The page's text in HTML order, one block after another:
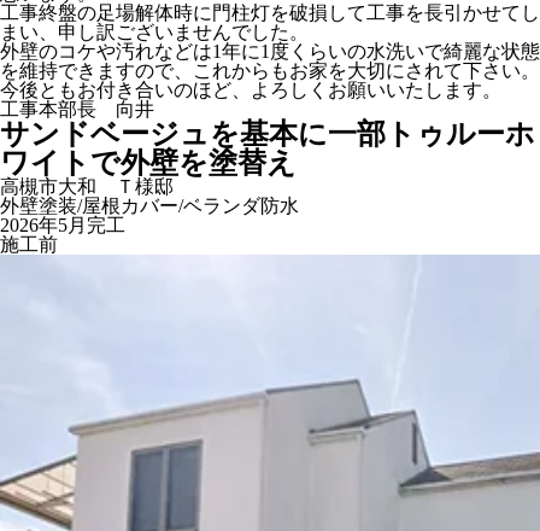
工事終盤の足場解体時に門柱灯を破損して工事を長引かせてし
まい、申し訳ございませんでした。
外壁のコケや汚れなどは1年に1度くらいの水洗いで綺麗な状態
を維持できますので、これからもお家を大切にされて下さい。
今後ともお付き合いのほど、よろしくお願いいたします。
工事本部長 向井
サンドベージュを基本に一部トゥルーホ
ワイトで外壁を塗替え
高槻市大和 Ｔ様邸
外壁塗装/屋根カバー/ベランダ防水
2026年5月完工
施工前